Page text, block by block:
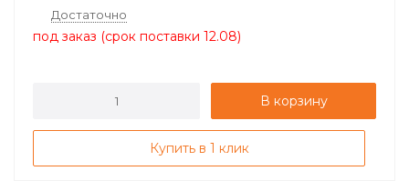
Достаточно
под заказ (срок поставки 12.08)
В корзину
Купить в 1 клик